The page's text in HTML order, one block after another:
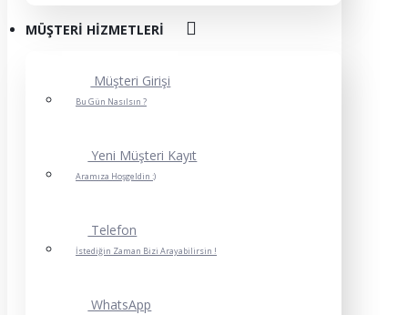
MÜŞTERI HIZMETLERI
Müşteri Girişi
Bu Gün Nasılsın ?
Yeni Müşteri Kayıt
Aramıza Hoşgeldin :)
Telefon
İstediğin Zaman Bizi Arayabilirsin !
WhatsApp